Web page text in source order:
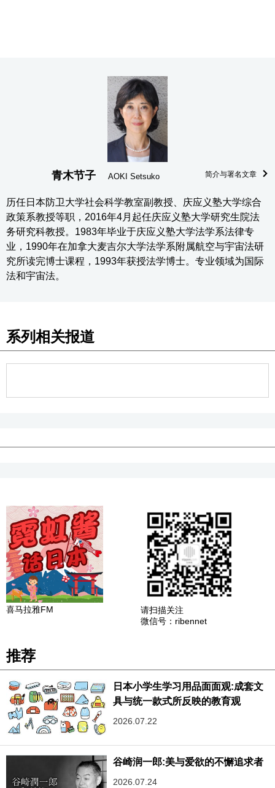
青木节子 AOKI Setsuko 简介与署名文章
历任日本防卫大学社会科学教室副教授、庆应义塾大学综合
政策系教授等职，2016年4月起任庆应义塾大学研究生院法
务研究科教授。1983年毕业于庆应义塾大学法学系法律专
业，1990年在加拿大麦吉尔大学法学系附属航空与宇宙法研
究所读完博士课程，1993年获授法学博士。专业领域为国际
法和宇宙法。
系列相关报道
喜马拉雅FM
请扫描关注
微信号：ribennet
推荐
日本小学生学习用品面面观:成套文
具与统一款式所反映的教育观
2026.07.22
谷崎润一郎:美与爱欲的不懈追求者
2026.07.24